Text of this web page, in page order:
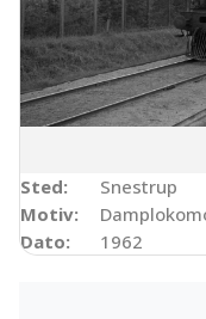
Sted:
Snestrup
Motiv:
Dato:
1962